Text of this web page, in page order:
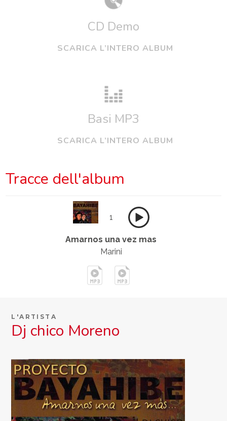
CD Demo
SCARICA L’INTERO ALBUM
Basi MP3
SCARICA L’INTERO ALBUM
Tracce dell'album
1
Amarnos una vez mas
Marini
L'ARTISTA
Dj chico Moreno